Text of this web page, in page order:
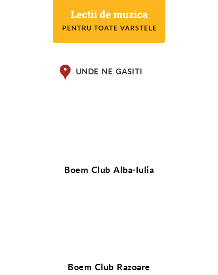
UNDE NE GASITI
Boem Club Alba-Iulia
Boem Club Razoare